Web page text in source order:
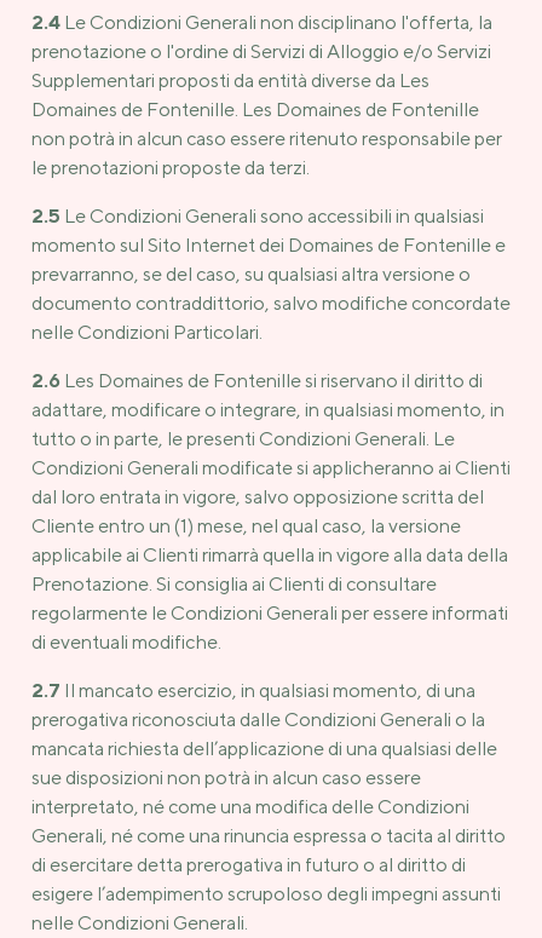
2.4Le Condizioni Generali non disciplinano l'offerta, la
prenotazione o l'ordine di Servizi di Alloggio e/o Servizi
Supplementari proposti da entità diverse da Les
Domaines de Fontenille. Les Domaines de Fontenille
non potrà in alcun caso essere ritenuto responsabile per
le prenotazioni proposte da terzi.
2.5 Le Condizioni Generali sono accessibili in qualsiasi
momento sul Sito Internet dei Domaines de Fontenille e
prevarranno, se del caso, su qualsiasi altra versione o
documento contraddittorio, salvo modifiche concordate
nelle Condizioni Particolari.
2.6 Les Domaines de Fontenille si riservano il diritto di
adattare, modificare o integrare, in qualsiasi momento, in
tutto o in parte, le presenti Condizioni Generali. Le
Condizioni Generali modificate si applicheranno ai Clienti
dal loro entrata in vigore, salvo opposizione scritta del
Cliente entro un (1) mese, nel qual caso, la versione
applicabile ai Clienti rimarrà quella in vigore alla data della
Prenotazione. Si consiglia ai Clienti di consultare
regolarmente le Condizioni Generali per essere informati
di eventuali modifiche.
2.7 Il mancato esercizio, in qualsiasi momento, di una
prerogativa riconosciuta dalle Condizioni Generali o la
mancata richiesta dell’applicazione di una qualsiasi delle
sue disposizioni non potrà in alcun caso essere
interpretato, né come una modifica delle Condizioni
Generali, né come una rinuncia espressa o tacita al diritto
di esercitare detta prerogativa in futuro o al diritto di
esigere l’adempimento scrupoloso degli impegni assunti
nelle Condizioni Generali.